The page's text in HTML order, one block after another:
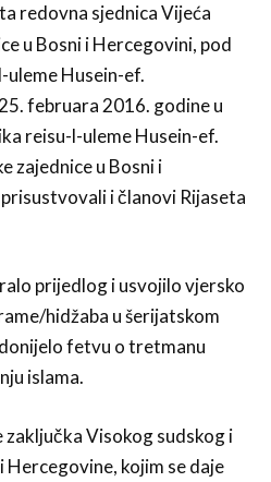
redovna sjednica Vijeća
u Bosni i Hercegovini, pod
Husein-ef.
februara 2016. godine u
reisu-l-uleme Husein-ef.
zajednice u Bosni i
i članovi Rijaseta
prijedlog i usvojilo vjersko
hidžaba u šerijatskom
fetvu o tretmanu
islama.
Visokog sudskog i
Hercegovine, kojim se daje